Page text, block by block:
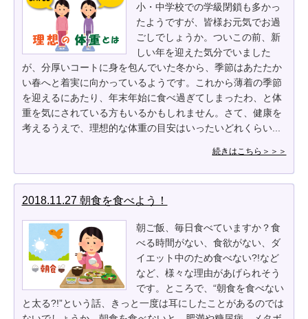
小・中学校での学級閉鎖も多かっ
たようですが、皆様お元気でお過
ごしでしょうか。ついこの前、新
しい年を迎えた気分でいました
が、分厚いコートに身を包んでいた冬から、季節はあたたか
い春へと着実に向かっているようです。これから薄着の季節
を迎えるにあたり、年末年始に食べ過ぎてしまったわ、と体
重を気にされている方もいるかもしれません。さて、健康を
考えるうえで、理想的な体重の目安はいったいどれくらい...
続きはこちら＞＞＞
2018.11.27 朝食を食べよう！
朝ご飯、毎日食べていますか？食
べる時間がない、食欲がない、ダ
イエット中のため食べない?!など
など、様々な理由があげられそう
です。ところで、“朝食を食べない
と太る?!”という話、きっと一度は耳にしたことがあるのでは